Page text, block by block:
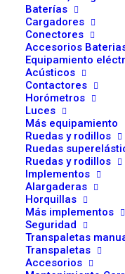
Baterías
Cargadores
Conectores
Accesorios
Equipamiento
Acústicos
Contactores
Horómetros
Luces
Más equipamiento
Ruedas y rodillos
Ruedas
Ruedas y rodillos
Implementos
Alargaderas
Horquillas
Más implementos
Seguridad
Transpaletas
Transpaletas
Accesorios
Supply
capital
los
de